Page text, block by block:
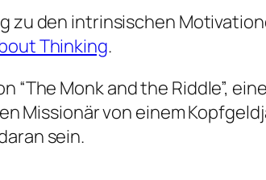
zu den intrinsischen
Thinking.
“The Monk and the Riddle”,
Missionär von einem
sein.